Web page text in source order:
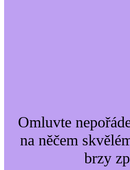
Omluvte
na něčem
brzy